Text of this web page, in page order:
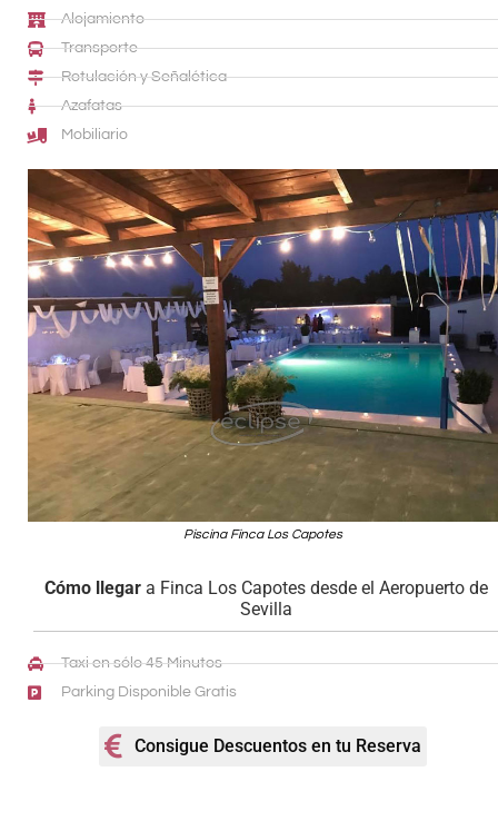
Alojamiento
Transporte
Rotulación y Señalética
Azafatas
Mobiliario
Piscina Finca Los Capotes
Cómo llegar a Finca Los Capotes desde el Aeropuerto de
Sevilla
Taxi en sólo 45 Minutos
Parking Disponible Gratis
Consigue Descuentos en tu Reserva